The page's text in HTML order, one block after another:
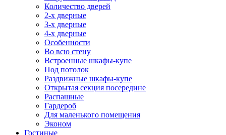
Количество дверей
2-х дверные
3-х дверные
4-х дверные
Особенности
Во всю стену
Встроенные шкафы-купе
Под потолок
Раздвижные шкафы-купе
Открытая секция посередине
Распашные
Гардероб
Для маленького помещения
Эконом
Гостиные